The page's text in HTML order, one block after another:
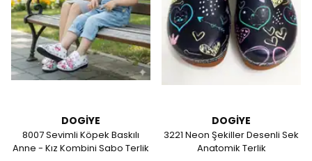
DOGİYE
8007 Sevimli Köpek Baskılı
Anne - Kız Kombini Sabo Terlik
DOGİYE
3221 Neon Şekiller Desenli Sek
Anatomik Terlik